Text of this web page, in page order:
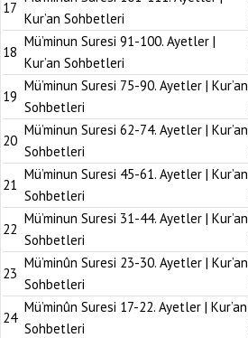
17
Kur’an Sohbetleri
18
Mü’minun Suresi 91-100. Ayetler |
Kur’an Sohbetleri
19
Mü’minun Suresi 75-90. Ayetler | Kur’an
Sohbetleri
20
Mü’minun Suresi 62-74. Ayetler | Kur’an
Sohbetleri
21
Mü’minun Suresi 45-61. Ayetler | Kur’an
Sohbetleri
22
Mü’minun Suresi 31-44. Ayetler | Kur’an
Sohbetleri
23
Mü’minûn Suresi 23-30. Ayetler | Kur’an
Sohbetleri
24
Mü’minûn Suresi 17-22. Ayetler | Kur’an
Sohbetleri